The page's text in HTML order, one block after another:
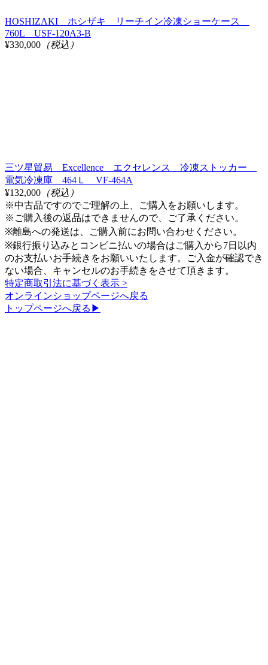
HOSHIZAKI ホシザキ リーチイン冷凍ショーケース
760L USF-120A3-B
¥330,000 （税込）
三ツ星貿易 Excellence エクセレンス 冷凍ストッカー
電気冷凍庫 464Ｌ VF-464A
¥132,000 （税込）
※中古品ですのでご理解の上、ご購入をお願いします。
※ご購入後の返品はできませんので、ご了承ください。
※離島への発送は、ご購入前にお問い合わせください。
※銀行振り込みとコンビニ払いの場合はご購入から7日以内
のお支払いお手続きをお願いいたします。ご入金が確認でき
ない場合、キャンセルのお手続きをさせて頂きます。
特定商取引法に基づく表示 >
オンラインショップページへ戻る
トップページへ戻る▶